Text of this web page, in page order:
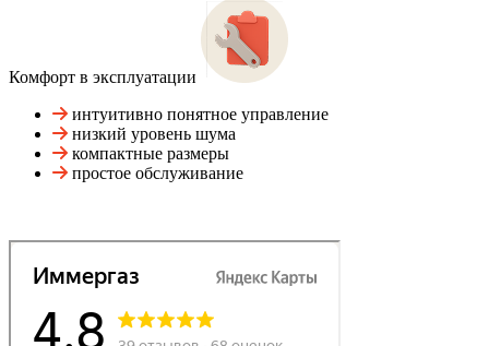
Комфорт в эксплуатации
интуитивно понятное управление
низкий уровень шума
компактные размеры
простое обслуживание